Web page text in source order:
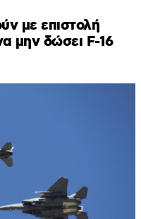
με επιστολή
μην δώσει F-16